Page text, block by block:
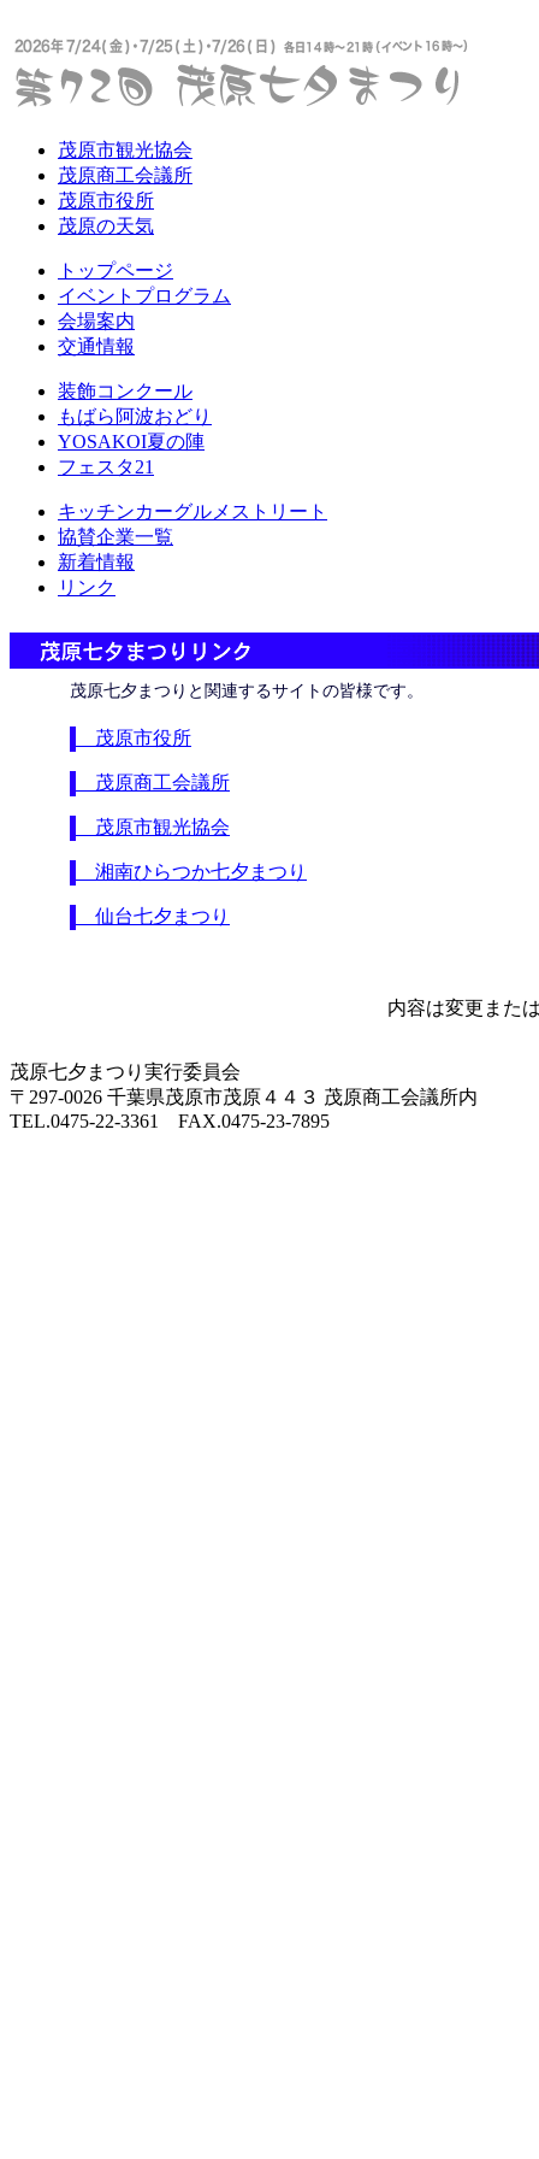
茂原市観光協会
茂原商工会議所
茂原市役所
茂原の天気
トップページ
イベントプログラム
会場案内
交通情報
装飾コンクール
もばら阿波おどり
YOSAKOI夏の陣
フェスタ21
キッチンカーグルメストリート
協賛企業一覧
新着情報
リンク
茂原七夕まつりと関連するサイトの皆様です。
茂原市役所
茂原商工会議所
茂原市観光協会
湘南ひらつか七夕まつり
仙台七夕まつり
内容は変更また
茂原七夕まつり実行委員会
〒297-0026 千葉県茂原市茂原４４３ 茂原商工会議所内
TEL.0475-22-3361 FAX.0475-23-7895